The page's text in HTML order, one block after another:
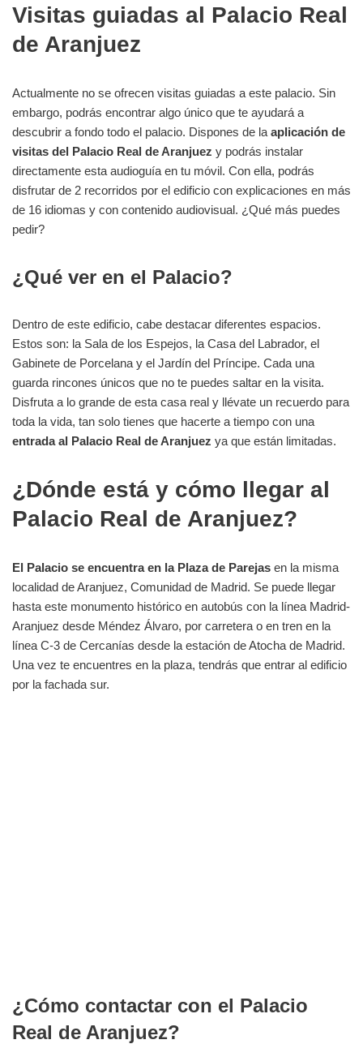
Visitas guiadas al Palacio Real
de Aranjuez
Actualmente no se ofrecen visitas guiadas a este palacio. Sin
embargo, podrás encontrar algo único que te ayudará a
descubrir a fondo todo el palacio. Dispones de la aplicación de
visitas del Palacio Real de Aranjuez y podrás instalar
directamente esta audioguía en tu móvil. Con ella, podrás
disfrutar de 2 recorridos por el edificio con explicaciones en más
de 16 idiomas y con contenido audiovisual. ¿Qué más puedes
pedir?
¿Qué ver en el Palacio?
Dentro de este edificio, cabe destacar diferentes espacios.
Estos son: la Sala de los Espejos, la Casa del Labrador, el
Gabinete de Porcelana y el Jardín del Príncipe. Cada una
guarda rincones únicos que no te puedes saltar en la visita.
Disfruta a lo grande de esta casa real y llévate un recuerdo para
toda la vida, tan solo tienes que hacerte a tiempo con una
entrada al Palacio Real de Aranjuez ya que están limitadas.
¿Dónde está y cómo llegar al
Palacio Real de Aranjuez?
El Palacio se encuentra en la Plaza de Parejas en la misma
localidad de Aranjuez, Comunidad de Madrid. Se puede llegar
hasta este monumento histórico en autobús con la línea Madrid-
Aranjuez desde Méndez Álvaro, por carretera o en tren en la
línea C-3 de Cercanías desde la estación de Atocha de Madrid.
Una vez te encuentres en la plaza, tendrás que entrar al edificio
por la fachada sur.
¿Cómo contactar con el Palacio
Real de Aranjuez?